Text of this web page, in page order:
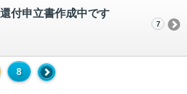
付申立書作成中です
7
8